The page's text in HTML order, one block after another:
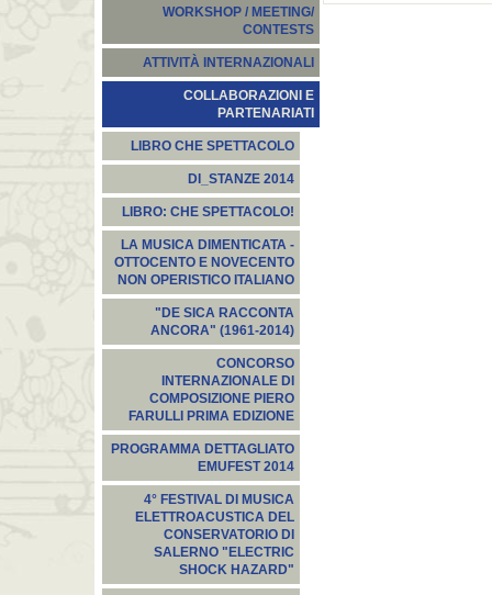
WORKSHOP / MEETING/
CONTESTS
ATTIVITÀ INTERNAZIONALI
COLLABORAZIONI E
PARTENARIATI
LIBRO CHE SPETTACOLO
DI_STANZE 2014
LIBRO: CHE SPETTACOLO!
LA MUSICA DIMENTICATA -
OTTOCENTO E NOVECENTO
NON OPERISTICO ITALIANO
"DE SICA RACCONTA
ANCORA" (1961-2014)
CONCORSO
INTERNAZIONALE DI
COMPOSIZIONE PIERO
FARULLI PRIMA EDIZIONE
PROGRAMMA DETTAGLIATO
EMUFEST 2014
4° FESTIVAL DI MUSICA
ELETTROACUSTICA DEL
CONSERVATORIO DI
SALERNO "ELECTRIC
SHOCK HAZARD"